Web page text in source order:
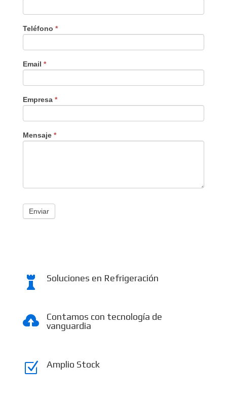
Teléfono *
Email *
Empresa *
Mensaje *
Enviar
 Soluciones en Refrigeración

Contamos con tecnología de
vanguardia
Z Amplio Stock